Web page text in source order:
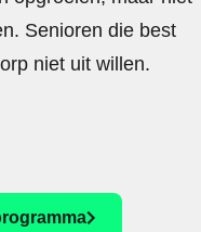
Senioren die best
niet uit willen.